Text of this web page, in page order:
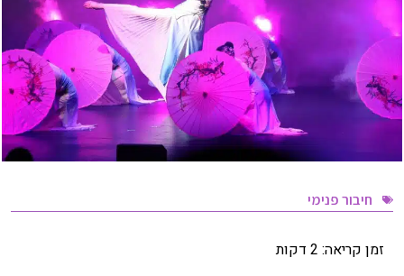
חיבור פנימי
זמן קריאה: 2 דקות